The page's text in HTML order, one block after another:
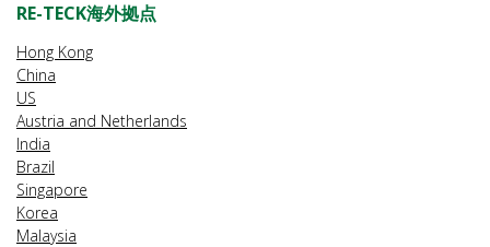
RE-TECK海外拠点
Hong Kong
China
US
Austria and Netherlands
India
Brazil
Singapore
Korea
Malaysia